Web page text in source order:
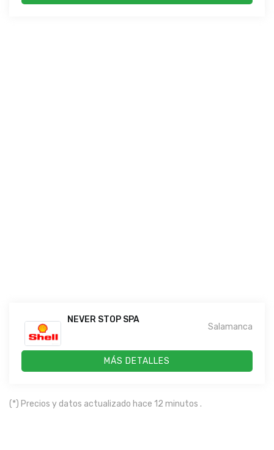
NEVER STOP SPA
Salamanca
MÁS DETALLES
(*) Precios y datos actualizado hace 12 minutos .